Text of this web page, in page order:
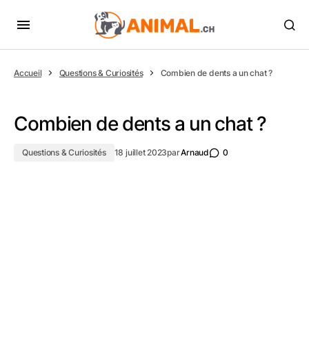
Accueil Questions & Curiosités Combien de dents a un chat ?
Combien de dents a un chat ?
Questions & Curiosités 18 juillet 2023parArnaud 0